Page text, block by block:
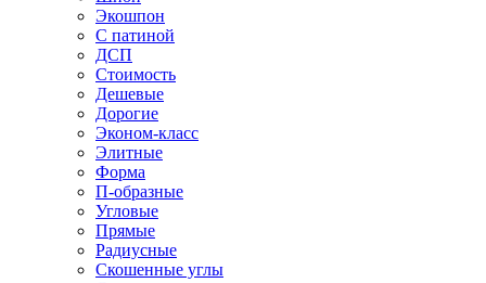
Экошпон
С патиной
ДСП
Стоимость
Дешевые
Дорогие
Эконом-класс
Элитные
Форма
П-образные
Угловые
Прямые
Радиусные
Скошенные углы